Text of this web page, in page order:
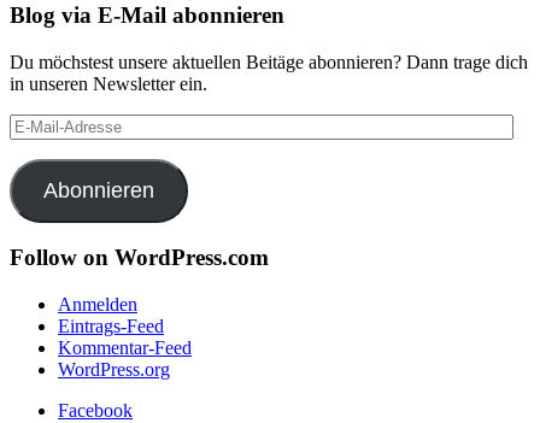
Blog via E-Mail abonnieren
Du möchstest unsere aktuellen Beitäge abonnieren? Dann trage dich
in unseren Newsletter ein.
E-
Mail-
Adresse
Abonnieren
Follow on WordPress.com
Anmelden
Eintrags-Feed
Kommentar-Feed
WordPress.org
Facebook